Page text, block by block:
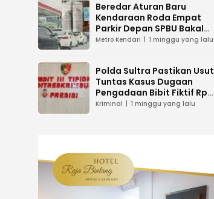
Beredar Aturan Baru
Kendaraan Roda Empat
Parkir Depan SPBU Bakal
Dikenakan Pungutan Karcis
Metro Kendari 1 minggu yang lalu
Polda Sultra Pastikan Usut
Tuntas Kasus Dugaan
Pengadaan Bibit Fiktif Rp
26 Miliar
Kriminal 1 minggu yang lalu